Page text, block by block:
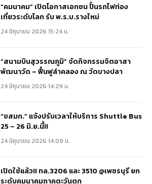
“คมนาคม” เปิดโอกาสเอกชน ปั้นรถไฟท่อง
เที่ยวระดับโลก รับ พ.ร.บ.รางใหม่
24 มิถุนายน 2026 15:24 น.
“สนามบินสุวรรณภูมิ” จัดกิจกรรมจิตอาสา
พัฒนาวัด – ฟื้นฟูลำคลอง ณ วัดบางปลา
24 มิถุนายน 2026 14:29 น.
“ขสมก.” แจ้งปรับเวลาให้บริการ Shuttle Bus
25 – 26 มิ.ย.นี้!!
24 มิถุนายน 2026 14:09 น.
เปิดใช้แล้ว!! ทล.3206 และ 3510 @เพชรบุรี ยก
ระดับคมนาคมภาคตะวันตก